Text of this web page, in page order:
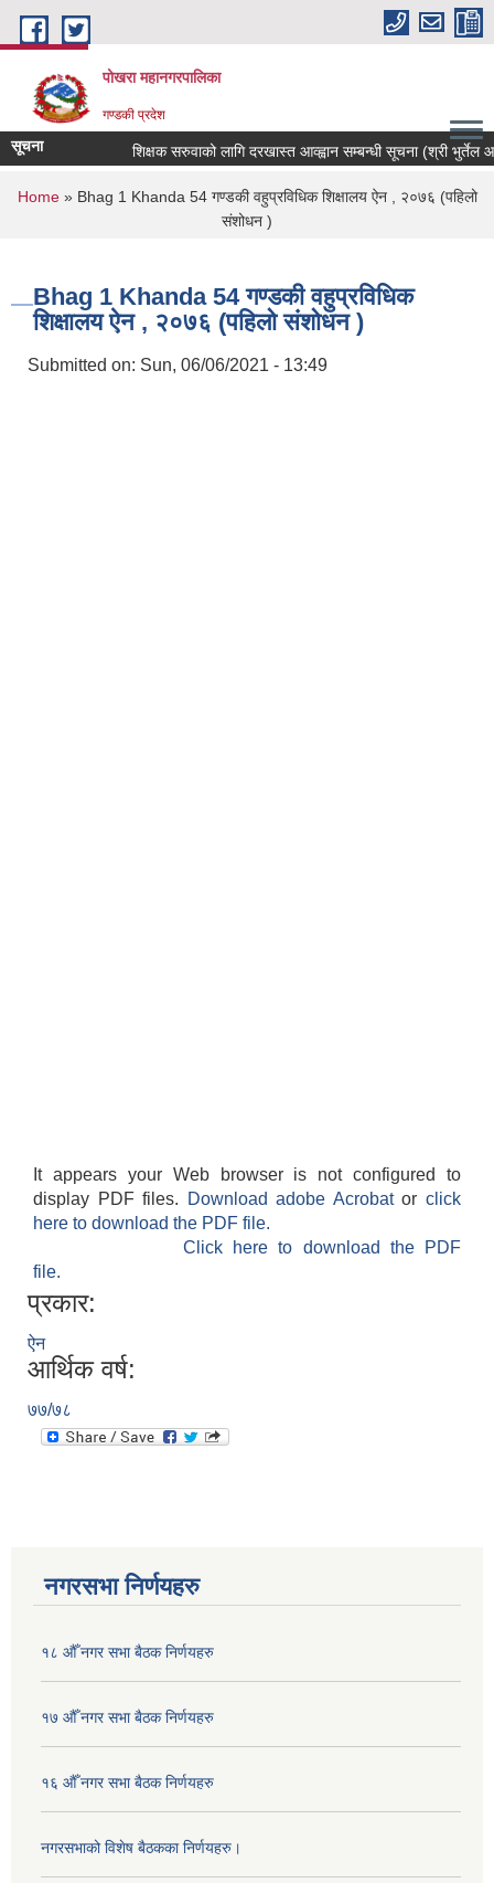
Skip to main content
पोखरा महानगरपालिका
गण्डकी प्रदेश
सूचना शिक्षक सरुवाको लागि दरखास्त आव्ह्वान सम्बन्धी सूचना (श्री भुर्तेल
You are here
Home» Bhag 1 Khanda 54 गण्डकी वहुप्रविधिक शिक्षालय ऐन , २०७६ (पहिलो
संशोधन )
Bhag 1 Khanda 54 गण्डकी वहुप्रविधिक
शिक्षालय ऐन , २०७६ (पहिलो संशोधन )
Submitted on: Sun, 06/06/2021 - 13:49
It appears your Web browser is not configured to
display PDF files.
Download adobe Acrobatorclick
here to download the PDF file.
Click here to download the PDF
file.
प्रकार:
ऐन
आर्थिक वर्ष:
७७/७८
नगरसभा निर्णयहरु
१८ औँ नगर सभा बैठक निर्णयहरु
१७ औँ नगर सभा बैठक निर्णयहरु
१६ औँ नगर सभा बैठक निर्णयहरु
नगरसभाको विशेष बैठकका निर्णयहरु।